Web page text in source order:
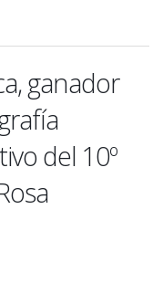
ganador
del 10º